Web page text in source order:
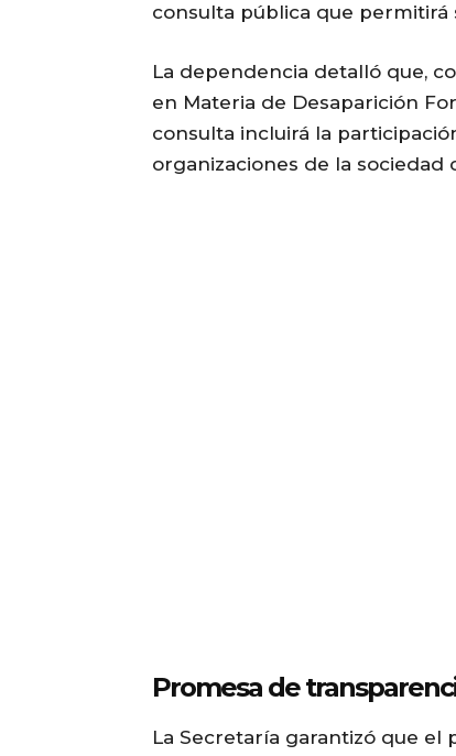
consulta pública que permitirá
La dependencia detalló que,
en Materia de Desaparición
consulta incluirá la
organizaciones de la sociedad
Promesa de
La Secretaría garantizó que el